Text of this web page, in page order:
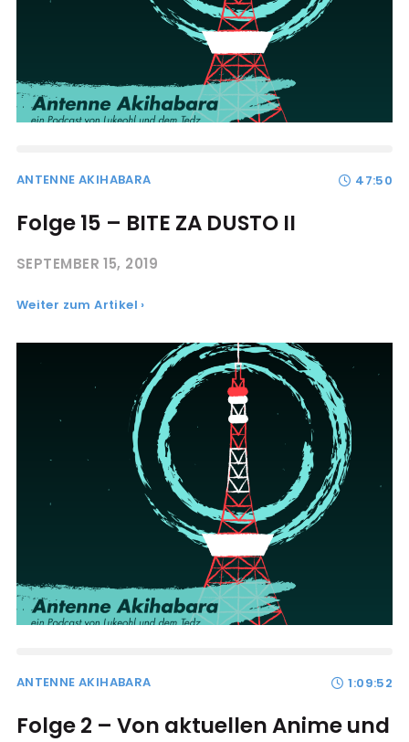
ANTENNE AKIHABARA 47:50
Folge 15 – BITE ZA DUSTO II
SEPTEMBER 15, 2019
Weiter zum Artikel ›
ANTENNE AKIHABARA 1:09:52
Folge 2 – Von aktuellen Anime und